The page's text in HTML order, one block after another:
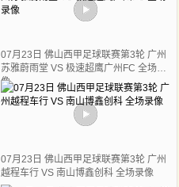
07月23日 佛山西甲足球联赛第3轮 广州
苏雅蔚雨堂 VS 极速超鹰广州FC 全场录
像
07月23日 佛山西甲足球联赛第3轮 广州
越程车行 VS 南山博鑫创科 全场录像